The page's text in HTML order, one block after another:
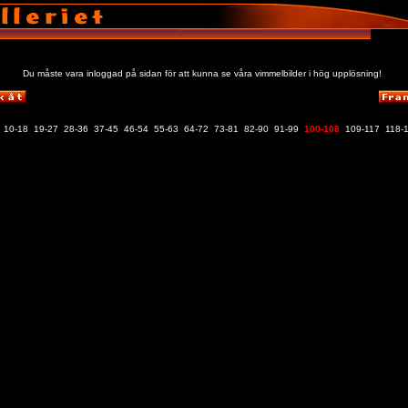
Du måste vara inloggad på sidan för att kunna se våra vimmelbilder i hög upplösning!
10-18 19-27 28-36 37-45 46-54 55-63 64-72 73-81 82-90 91-99 100-108 109-117 118-